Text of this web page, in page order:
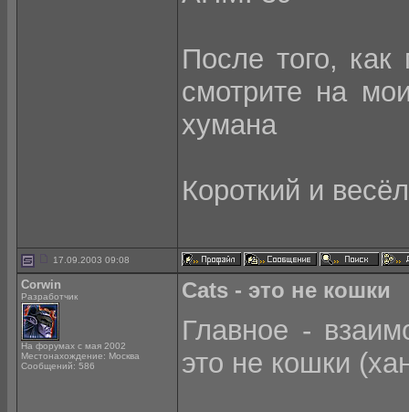
После того,
смотрите на
хумана
Короткий и
17.09.2003 09:08
Corwin
Разработчик
На форумах с мая 2002
Местонахождение: Москва
Сообщений: 586
Cats - это не кошки
Главное -
это не кошки